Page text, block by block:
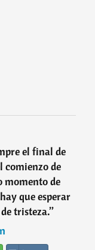
el final de
comienzo de
momento de
que esperar
tristeza.”